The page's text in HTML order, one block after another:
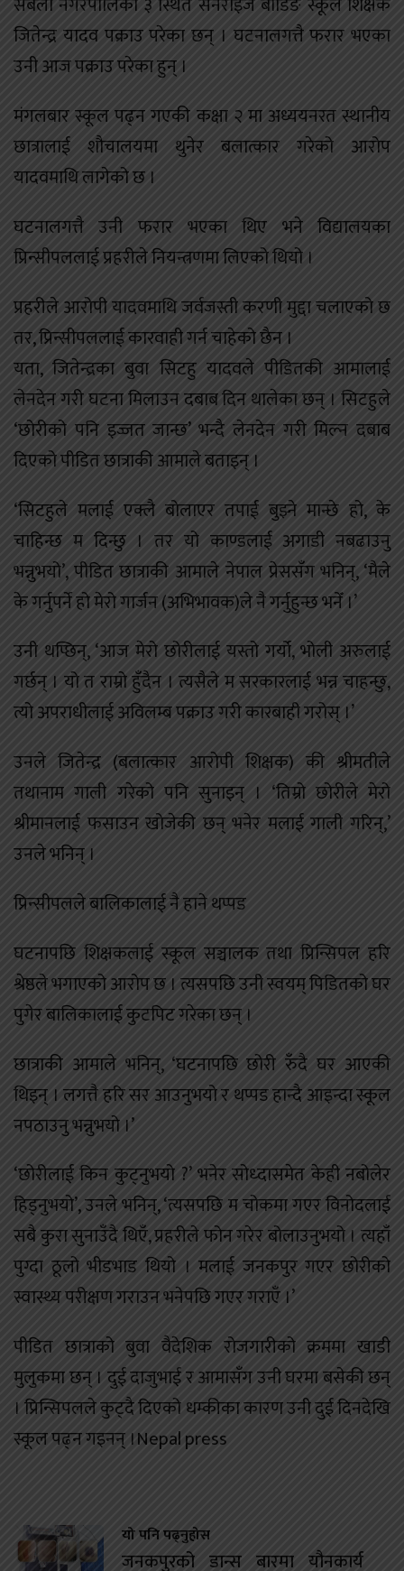
जितेन्द्र यादव पक्राउ परेका छन् । घटनालगत्तै फरार भएका
उनी आज पक्राउ परेका हुन् ।
मंगलबार स्कूल पढ्न गएकी कक्षा २ मा अध्ययनरत स्थानीय
छात्रालाई शौचालयमा थुनेर बलात्कार गरेको आरोप
यादवमाथि लागेको छ ।
घटनालगत्तै उनी फरार भएका थिए भने विद्यालयका
प्रिन्सीपललाई प्रहरीले नियन्त्रणमा लिएको थियो ।
प्रहरीले आरोपी यादवमाथि जर्वजस्ती करणी मुद्दा चलाएको छ
तर, प्रिन्सीपललाई कारवाही गर्न चाहेको छैन ।
यता, जितेन्द्रका बुवा सिटहु यादवले पीडितकी आमालाई
लेनदेन गरी घटना मिलाउन दबाब दिन थालेका छन् । सिटहुले
‘छोरीको पनि इज्जत जान्छ’ भन्दै लेनदेन गरी मिल्न दबाब
दिएको पीडित छात्राकी आमाले बताइन् ।
‘सिटहुले मलाई एक्लै बोलाएर तपाई बुझ्ने मान्छे हो, के
चाहिन्छ म दिन्छु । तर यो काण्डलाई अगाडी नबढाउनु
भन्नुभयो’, पीडित छात्राकी आमाले नेपाल प्रेससँग भनिन्, ‘मैले
के गर्नुपर्ने हो मेरो गार्जन (अभिभावक)ले नै गर्नुहुन्छ भनेँ ।’
उनी थप्छिन्, ‘आज मेरो छोरीलाई यस्तो गर्यो, भोली अरुलाई
गर्छन् । यो त राम्रो हुँदैन । त्यसैले म सरकारलाई भन्न चाहन्छु,
त्यो अपराधीलाई अविलम्ब पक्राउ गरी कारबाही गरोस् ।’
उनले जितेन्द्र (बलात्कार आरोपी शिक्षक) की श्रीमतीले
तथानाम गाली गरेको पनि सुनाइन् । ‘तिम्रो छोरीले मेरो
श्रीमानलाई फसाउन खोजेकी छन् भनेर मलाई गाली गरिन्,’
उनले भनिन् ।
प्रिन्सीपलले बालिकालाई नै हाने थप्पड
घटनापछि शिक्षकलाई स्कूल सञ्चालक तथा प्रिन्सिपल हरि
श्रेष्ठले भगाएको आरोप छ । त्यसपछि उनी स्वयम् पिडितको घर
पुगेर बालिकालाई कुटपिट गरेका छन् ।
छात्राकी आमाले भनिन्, ‘घटनापछि छोरी रुँदै घर आएकी
थिइन् । लगत्तै हरि सर आउनुभयो र थप्पड हान्दै आइन्दा स्कूल
नपठाउनु भन्नुभयो ।’
‘छोरीलाई किन कुट्नुभयो ?’ भनेर सोध्दासमेत केही नबोलेर
हिड्नुभयो’, उनले भनिन्, ‘त्यसपछि म चोकमा गएर विनोदलाई
सबै कुरा सुनाउँदै थिएँ, प्रहरीले फोन गरेर बोलाउनुभयो । त्यहाँ
पुग्दा ठूलो भीडभाड थियो । मलाई जनकपुर गएर छोरीको
स्वास्थ्य परीक्षण गराउन भनेपछि गएर गराएँ ।’
पीडित छात्राको बुवा वैदेशिक रोजगारीको क्रममा खाडी
मुलुकमा छन् । दुई दाजुभाई र आमासँग उनी घरमा बसेकी छन्
। प्रिन्सिपलले कुट्दै दिएको धम्कीका कारण उनी दुई दिनदेखि
स्कूल पढ्न गइनन् ।Nepal press
यो पनि पढ्नुहोस
जनकपुरको डान्स बारमा यौनकार्य